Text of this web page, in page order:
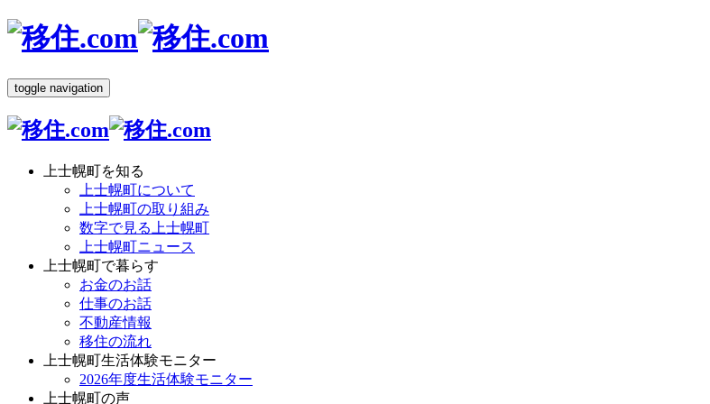
toggle navigation
上士幌町を知る
上士幌町について
上士幌町の取り組み
数字で見る上士幌町
上士幌町ニュース
上士幌町で暮らす
お金のお話
仕事のお話
不動産情報
移住の流れ
上士幌町生活体験モニター
2026年度生活体験モニター
上士幌町の声